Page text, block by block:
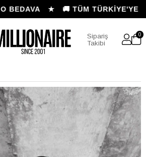
BEDAVA ★🚚 TÜM TÜRKİYE'YE
Sipariş
Takibi
0